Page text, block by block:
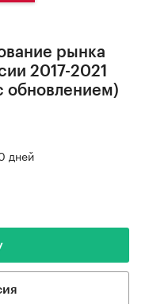
рынка
2017-2021
обновлением)
дней